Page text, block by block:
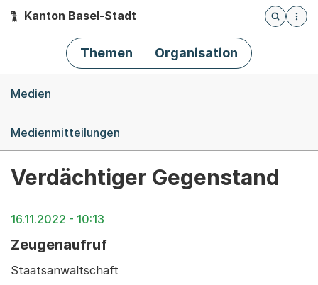
Hauptnavigation
Kanton Basel-Stadt
Öffnet
Themen Organisation
Medien
Medienmitteilungen
Verdächtiger Gegenstand
16.11.2022 - 10:13
Zeugenaufruf
Staatsanwaltschaft